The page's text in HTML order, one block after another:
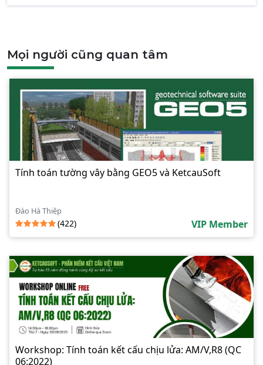
Mọi người cũng quan tâm
Tính toán tường vây bằng GEO5 và KetcauSoft
Đào Hà Thiệp
(422) VIP Member
Workshop: Tính toán kết cấu chịu lửa: AM/V,R8 (QC
06:2022)